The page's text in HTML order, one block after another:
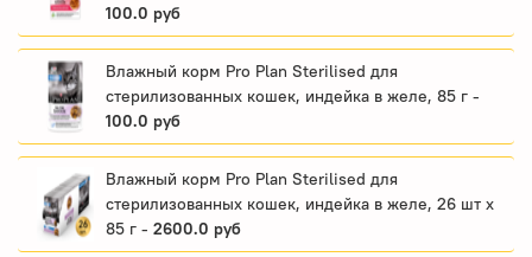
100.0 руб
Влажный корм Pro Plan Sterilised для
стерилизованных кошек, индейка в желе, 85 г -
100.0 руб
Влажный корм Pro Plan Sterilised для
стерилизованных кошек, индейка в желе, 26 шт x
85 г - 2600.0 руб